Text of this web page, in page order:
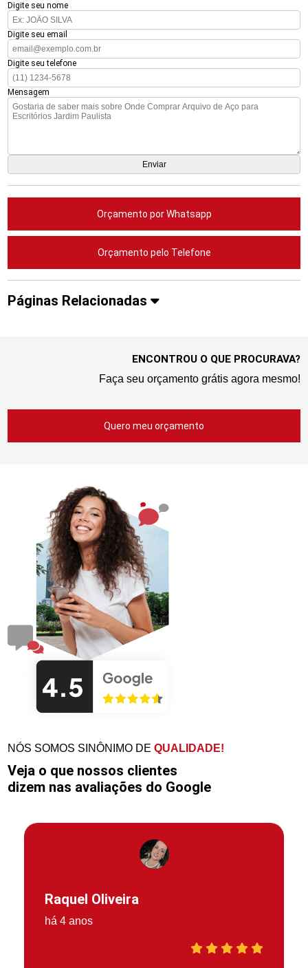
Digite seu nome
Digite seu email
Digite seu telefone
Mensagem
Orçamento por Whatsapp
Orçamento pelo Telefone
Páginas Relacionadas
ENCONTROU O QUE PROCURAVA?
Faça seu orçamento grátis agora mesmo!
Quero meu orçamento
NÓS SOMOS SINÔNIMO DEQUALIDADE!
Veja o que nossos clientes
dizem nas avaliações do Google
Raquel Oliveira
há 4 anos